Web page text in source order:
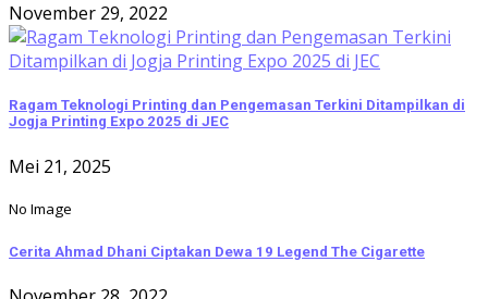
November 29, 2022
Ragam Teknologi Printing dan Pengemasan Terkini Ditampilkan di
Jogja Printing Expo 2025 di JEC
Mei 21, 2025
No Image
Cerita Ahmad Dhani Ciptakan Dewa 19 Legend The Cigarette